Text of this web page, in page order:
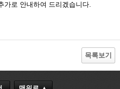
가로 안내하여 드리겠습니다.
목록보기